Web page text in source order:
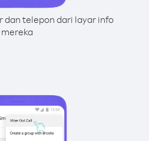
dan telepon dari layar info
mereka